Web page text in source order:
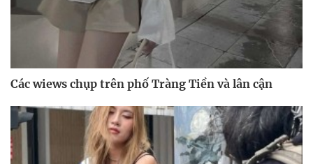
Các wiews chụp trên phố Tràng Tiền và lân cận